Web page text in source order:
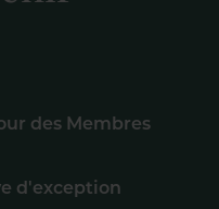
des Membres
d'exception